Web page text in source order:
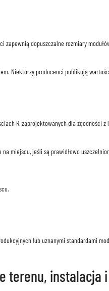
dopuszczalne rozmiary
Niektórzy producenci publikują
R, zaprojektowanych dla zgodności
miejscu, jeśli są prawidłowo
lub uznanymi standardami
terenu, instalacja